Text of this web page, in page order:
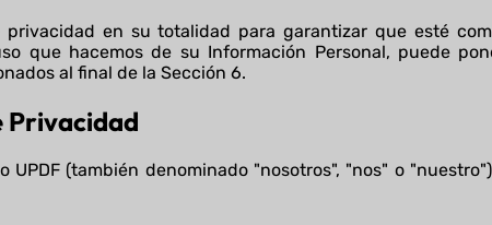
privacidad en su totalidad para garantizar que esté
que hacemos de su Información Personal, puede
al final de la Sección 6.
Privacidad
(también denominado "nosotros", "nos" o